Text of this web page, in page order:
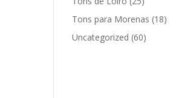
Tons para Morenas (18)
Uncategorized (60)